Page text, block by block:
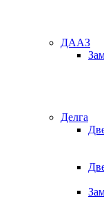
ДААЗ
Делга